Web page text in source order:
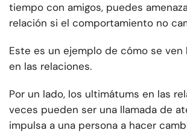
tiempo con amigos, puedes
relación si el comportamiento no
Este es un ejemplo de cómo se
en las relaciones.
Por un lado, los ultimátums en las
veces pueden ser una llamada de
impulsa a una persona a hacer